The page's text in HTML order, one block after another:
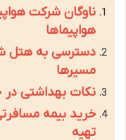
ناوگان شرکت
هواپیماها
دسترسی به هتل
مسیرها
نکات بهداشتی
تهیه